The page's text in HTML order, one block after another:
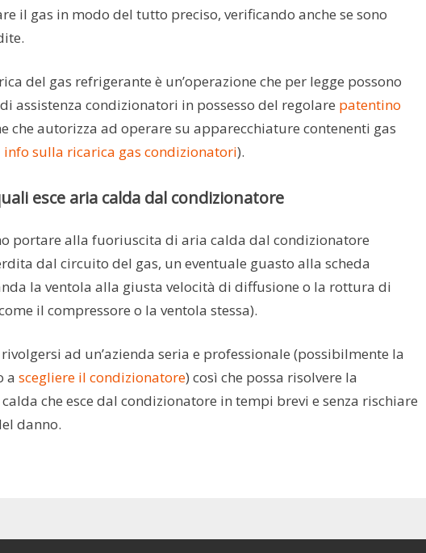
il gas in modo del tutto preciso, verificando anche se sono
del gas refrigerante è un’operazione che per legge possono
assistenza condizionatori in possesso del regolare patentino
che autorizza ad operare su apparecchiature contenenti gas
sulla ricarica gas condizionatori).
esce aria calda dal condizionatore
portare alla fuoriuscita di aria calda dal condizionatore
dal circuito del gas, un eventuale guasto alla scheda
la ventola alla giusta velocità di diffusione o la rottura di
il compressore o la ventola stessa).
ad un’azienda seria e professionale (possibilmente la
a scegliere il condizionatore) così che possa risolvere la
che esce dal condizionatore in tempi brevi e senza rischiare
danno.